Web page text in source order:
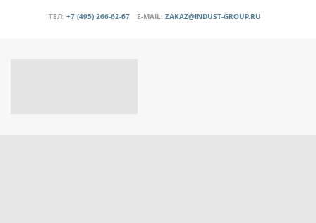
ТЕЛ: +7 (495) 266-62-67 E-MAIL: ZAKAZ@INDUST-GROUP.RU